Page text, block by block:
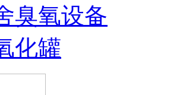
臭氧设备
化罐